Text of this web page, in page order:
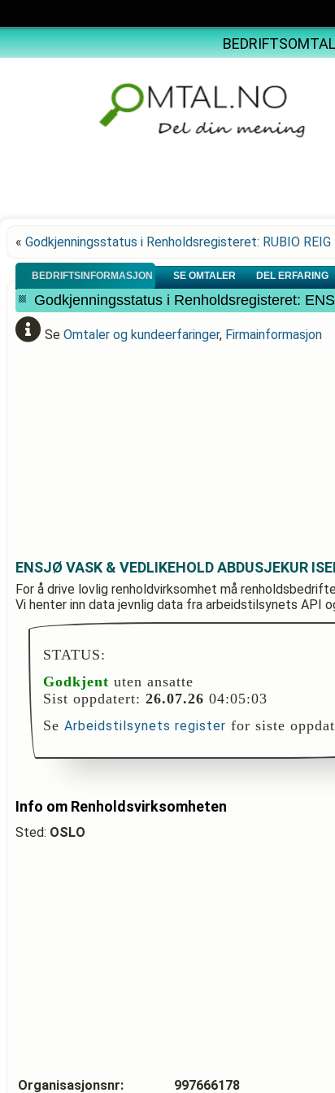
« Godkjenningsstatus i Renholdsregisteret: RUBIO REIG
BEDRIFTSINFORMASJON SE OMTALER DEL ERFARING
Godkjenningsstatus i Renholdsregisteret:
Se Omtaler og kundeerfaringer, Firmainformasjon
ENSJØ VASK & VEDLIKEHOLD ABDUSJEKUR
For å drive lovlig renholdvirksomhet må
Vi henter inn data jevnlig data fra arbeidstilsynets API
STATUS:
Godkjent uten ansatte
Sist oppdatert: 26.07.26 04:05:03
Se Arbeidstilsynets register for siste
Info om Renholdsvirksomheten
Sted: OSLO
Organisasjonsnr:
997666178